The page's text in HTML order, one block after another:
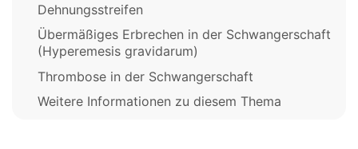
Dehnungsstreifen
Übermäßiges Erbrechen in der Schwangerschaft
(Hyperemesis gravidarum)
Thrombose in der Schwangerschaft
Weitere Informationen zu diesem Thema